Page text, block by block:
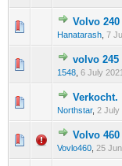
Volvo
Hanatarash 7
0
volvo 245
1548 6 July
0
Verkocht.
Northstar, 2 July
0
Volvo
Vovlo460 25
0